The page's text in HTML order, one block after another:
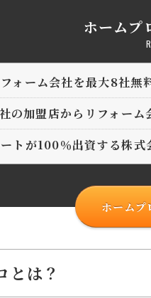
ホームプ
ォーム会社を最大8社無
の加盟店からリフォーム
トが100％出資する株式
ホームプ
とは？